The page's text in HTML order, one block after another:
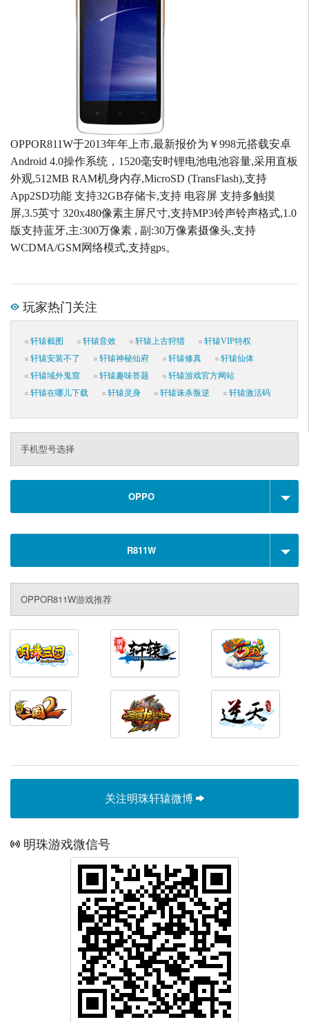
OPPOR811W于2013年年上市,最新报价为￥998元搭载安卓
Android 4.0操作系统，1520毫安时锂电池电池容量,采用直板
外观,512MB RAM机身内存,MicroSD (TransFlash),支持
App2SD功能 支持32GB存储卡,支持 电容屏 支持多触摸
屏,3.5英寸 320x480像素主屏尺寸,支持MP3铃声铃声格式,1.0
版支持蓝牙,主:300万像素 , 副:30万像素摄像头,支持
WCDMA/GSM网络模式,支持gps。
玩家热门关注
轩辕截图 轩辕音效 轩辕上古狩猎
轩辕VIP特权
轩辕安装不了
轩辕神秘仙府 轩辕修真
轩辕仙体
轩辕域外鬼窟
轩辕趣味答题
轩辕游戏官方网站
轩辕在哪儿下载
轩辕灵身 轩辕诛杀叛逆 轩辕激活码
手机型号选择
OPPO
R811W
OPPOR811W游戏推荐
关注明珠轩辕微博
明珠游戏微信号